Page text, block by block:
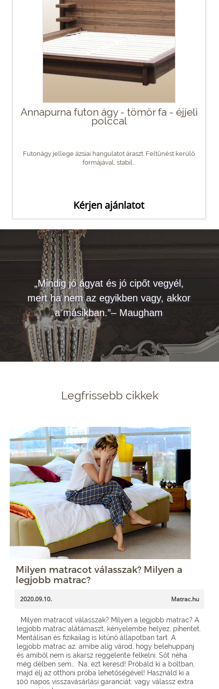
Annapurna futon ágy - tömör fa - éjjeli
polccal
Futonágy jellege ázsiai hangulatot áraszt. Feltűnést kerülő
formájával, stabil...
Kérjen ajánlatot
„Mindig jó ágyat és jó cipőt vegyél,
mert ha nem az egyikben vagy, akkor
a másikban.”– Maugham
Legfrissebb cikkek
Milyen matracot válasszak? Milyen a
legjobb matrac?
2020.09.10. Matrac.hu
Milyen matracot válasszak? Milyen a legjobb matrac? A
legjobb matrac alátámaszt, kényelembe helyez, pihentet.
Mentálisan és fizikailag is kitűnő állapotban tart. A
legjobb matrac az, amibe alig várod, hogy belehuppanj
és amiből nem is akarsz reggelente felkelni. Sőt néha
még délben sem… Na, ezt keresd! Próbáld ki a boltban,
majd élj az otthoni próba lehetőségével! Használd ki a
100 napos visszavásárlási garanciát, vagy válassz extra